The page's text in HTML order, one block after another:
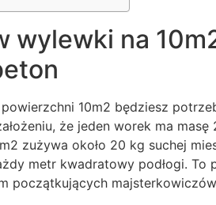
wylewki na
10m2 będziesz
że jeden worek ma masę
zużywa około 20 kg suchej
metr kwadratowy podłogi. To
początkujących